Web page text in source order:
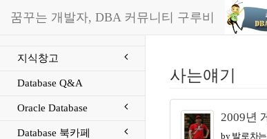
꿈꾸는 개발자, DBA 커뮤니티 구루비
지식창고
Database Q&A
Oracle Database
Database 북카페
사는얘기
2009년
by 발로차